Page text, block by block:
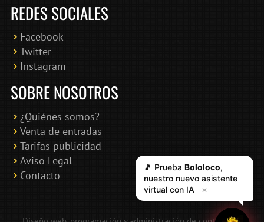
REDES SOCIALES
Facebook
Twitter
Instagram
SOBRE NOSOTROS
¿Quiénes somos?
Venta de entradas
Tarifas publicidad
Aviso Legal
Contacto
🎵 Prueba Bololoco,
nuestro nuevo asistente
virtual con IA
✕